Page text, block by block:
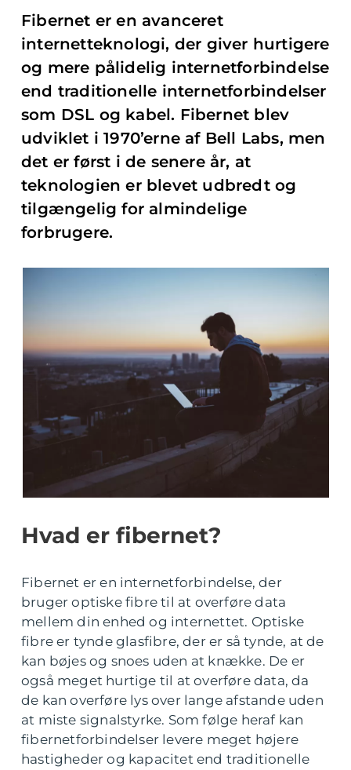
Fibernet er en avanceret
internetteknologi, der giver hurtigere
og mere pålidelig internetforbindelse
end traditionelle internetforbindelser
som DSL og kabel. Fibernet blev
udviklet i 1970’erne af Bell Labs, men
det er først i de senere år, at
teknologien er blevet udbredt og
tilgængelig for almindelige
forbrugere.
Hvad er fibernet?
Fibernet er en internetforbindelse, der
bruger optiske fibre til at overføre data
mellem din enhed og internettet. Optiske
fibre er tynde glasfibre, der er så tynde, at de
kan bøjes og snoes uden at knække. De er
også meget hurtige til at overføre data, da
de kan overføre lys over lange afstande uden
at miste signalstyrke. Som følge heraf kan
fibernetforbindelser levere meget højere
hastigheder og kapacitet end traditionelle